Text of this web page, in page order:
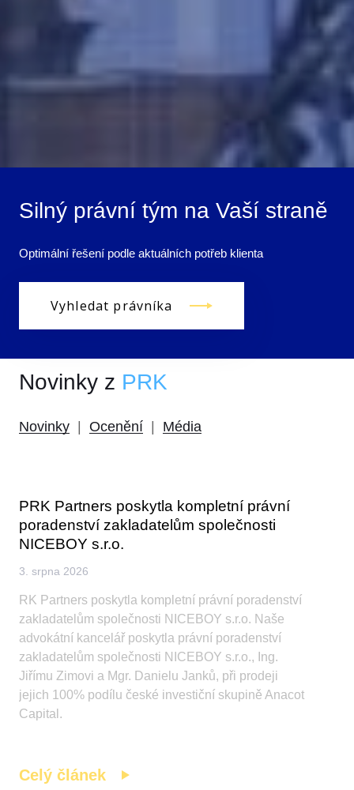
Silný právní tým na Vaší straně
Optimální řešení podle aktuálních potřeb klienta
Vyhledat právníka
Novinky z PRK
Novinky Ocenění Média
PRK Partners poskytla kompletní právní
poradenství zakladatelům společnosti
NICEBOY s.r.o.
3. srpna 2026
RK Partners poskytla kompletní právní poradenství
zakladatelům společnosti NICEBOY s.r.o. Naše
advokátní kancelář poskytla právní poradenství
zakladatelům společnosti NICEBOY s.r.o., Ing.
Jiřímu Zimovi a Mgr. Danielu Janků, při prodeji
jejich 100% podílu české investiční skupině Anacot
Capital.
Celý článek